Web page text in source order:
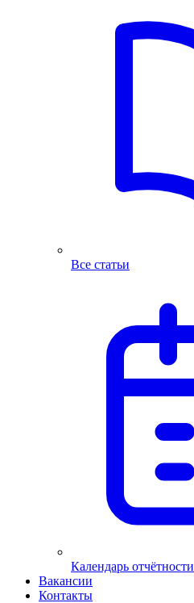
Все статьи
Календарь отчётности
Вакансии
Контакты